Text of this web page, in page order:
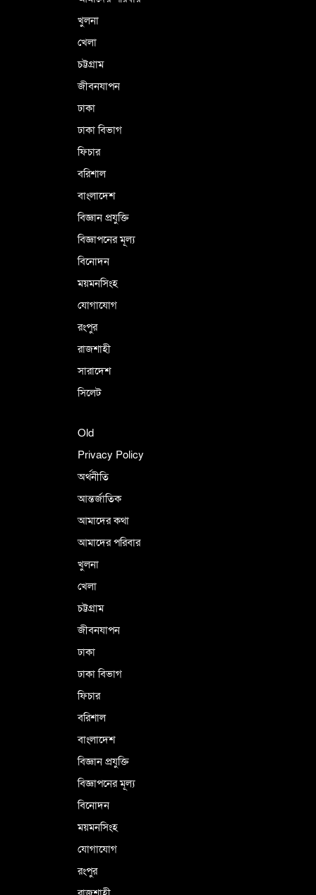
খুলনা
খেলা
চট্টগ্রাম
জীবনযাপন
ঢাকা
ঢাকা বিভাগ
ফিচার
বরিশাল
বাংলাদেশ
বিজ্ঞান প্রযুক্তি
বিজ্ঞাপনের মূল্য
বিনোদন
ময়মনসিংহ
যোগাযোগ
রংপুর
রাজশাহী
সারাদেশ
সিলেট
Old
Privacy Policy
অর্থনীতি
আন্তর্জাতিক
আমাদের কথা
আমাদের পরিবার
খুলনা
খেলা
চট্টগ্রাম
জীবনযাপন
ঢাকা
ঢাকা বিভাগ
ফিচার
বরিশাল
বাংলাদেশ
বিজ্ঞান প্রযুক্তি
বিজ্ঞাপনের মূল্য
বিনোদন
ময়মনসিংহ
যোগাযোগ
রংপুর